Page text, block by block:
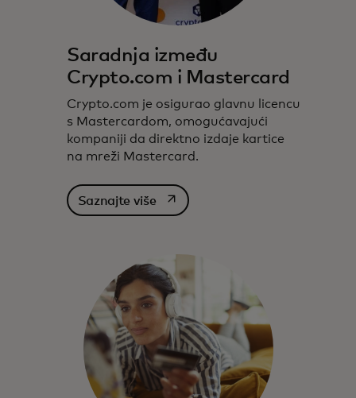
Saradnja između
Crypto.com i Mastercard
Crypto.com je osigurao glavnu licencu
s Mastercardom, omogućavajući
kompaniji da direktno izdaje kartice
na mreži Mastercard.
Saznajte višeopens in a new tab